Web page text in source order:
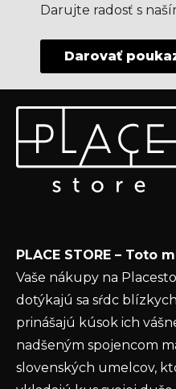
Darujte radosť s
Darovať
Odoberať
Vložte svoj e-mail a my
o nových produktoch na
ochrany osobných
PRIHLÁSIŤ SA
PLACE STORE – Toto
Vaše nákupy na
dotýkajú sa sŕdc
prinášajú kúsok ich
nadšeným spojencom
slovenských umelcov,